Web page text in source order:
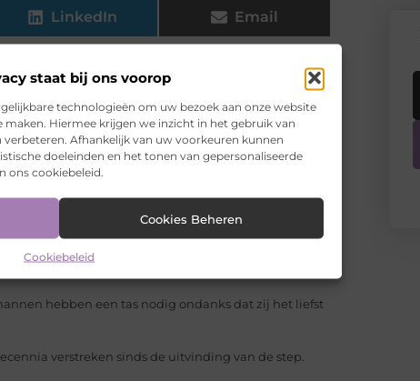
staat bij ons voorop
technologieën om uw bezoek aan onze website
Hiermee krijgen we inzicht in het gebruik van
Afhankelijk van uw voorkeuren kunnen
doeleinden en het tonen van gepersonaliseerde
ons cookiebeleid.
Cookies Beheren
Cookiebeleid
LinkedIn Email
groepsreis naar Praag is voor iedereen zeker aan te
bestellen online. Dit is natuurlijk
in zijn natuurlijke vorm is niet altijd goed voor
veroorzaken. Om het water te...
als een uitdagend en divers beroep beschouwd. De
hebben een tas nodig ondanks dat zij het liefst
verstreken sinds de uitvinding van de step.